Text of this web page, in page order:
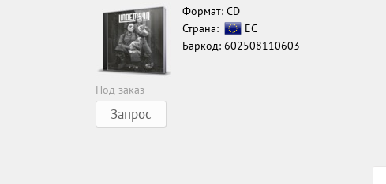
Формат: CD
Страна:
ЕС
Баркод: 602508110603
Под заказ
Запрос